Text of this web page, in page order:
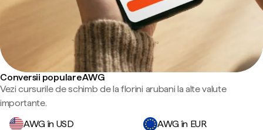
Conversii populare AWG
Vezi cursurile de schimb de la florini arubani la alte valute
importante.
AWG în USD
AWG în EUR